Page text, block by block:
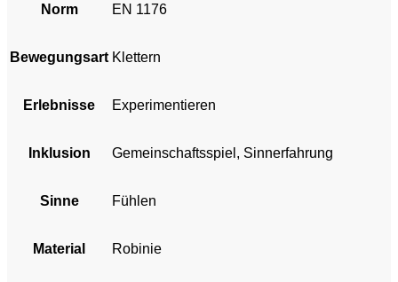
Norm EN 1176
Bewegungsart Klettern
Erlebnisse Experimentieren
Inklusion Gemeinschaftsspiel, Sinnerfahrung
Sinne Fühlen
Material Robinie